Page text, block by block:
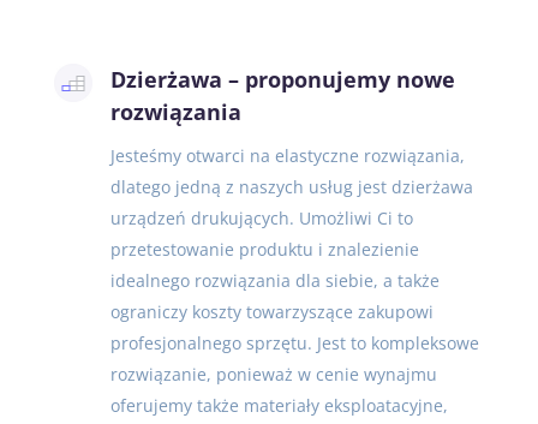
Dzierżawa – proponujemy nowe
rozwiązania
Jesteśmy otwarci na elastyczne rozwiązania,
dlatego jedną z naszych usług jest dzierżawa
urządzeń drukujących. Umożliwi Ci to
przetestowanie produktu i znalezienie
idealnego rozwiązania dla siebie, a także
ograniczy koszty towarzyszące zakupowi
profesjonalnego sprzętu. Jest to kompleksowe
rozwiązanie, ponieważ w cenie wynajmu
oferujemy także materiały eksploatacyjne,